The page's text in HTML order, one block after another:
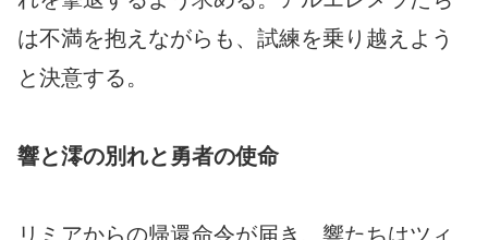
は不満を抱えながらも、試練を乗り越えよう
と決意する。
響と澪の別れと勇者の使命
リミアからの帰還命令が届き、響たちはツィ